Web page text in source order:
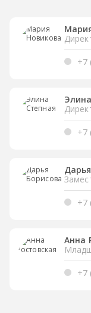
+7
+7
+7
Анна
+7